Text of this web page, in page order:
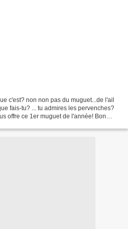
c'est? non non pas du muguet...de l'ail
fais-tu? ... tu admires les pervenches?
offre ce 1er muguet de l'année! Bon